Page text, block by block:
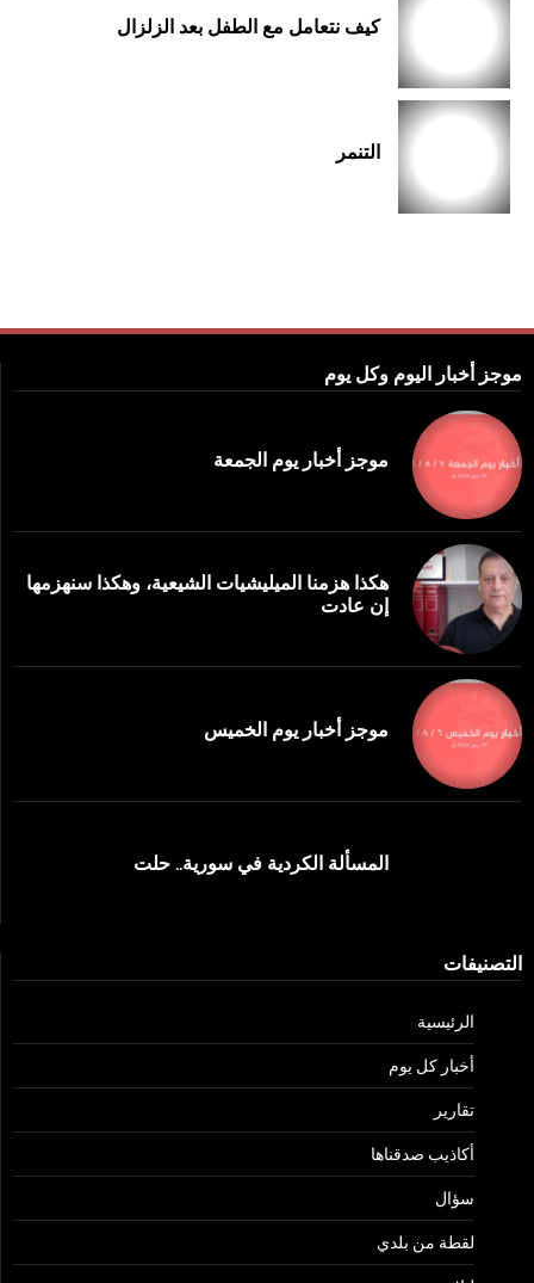
كيف نتعامل مع الطفل بعد الزلزال
التنمر
موجز أخبار اليوم وكل يوم
موجز أخبار يوم الجمعة
هكذا هزمنا الميليشيات الشيعية، وهكذا سنهزمها
إن عادت
موجز أخبار يوم الخميس
المسألة الكردية في سورية.. حلت
التصنيفات
الرئيسية
أخبار كل يوم
تقارير
أكاذيب صدقناها
سؤال
لقطة من بلدي